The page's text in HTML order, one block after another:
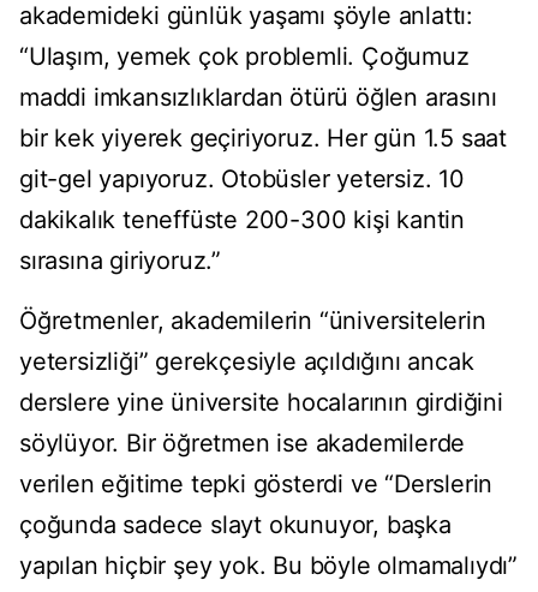
akademideki günlük yaşamı şöyle anlattı:
“Ulaşım, yemek çok problemli. Çoğumuz
maddi imkansızlıklardan ötürü öğlen arasını
bir kek yiyerek geçiriyoruz. Her gün 1.5 saat
git-gel yapıyoruz. Otobüsler yetersiz. 10
dakikalık teneffüste 200-300 kişi kantin
sırasına giriyoruz.”
Öğretmenler, akademilerin “üniversitelerin
yetersizliği” gerekçesiyle açıldığını ancak
derslere yine üniversite hocalarının girdiğini
söylüyor. Bir öğretmen ise akademilerde
verilen eğitime tepki gösterdi ve “Derslerin
çoğunda sadece slayt okunuyor, başka
yapılan hiçbir şey yok. Bu böyle olmamalıydı”